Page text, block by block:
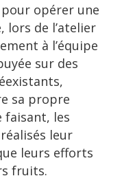
opérer une
lors de l’atelier
à l’équipe
sur des
sa propre
faisant, les
leur
leurs efforts
fruits.